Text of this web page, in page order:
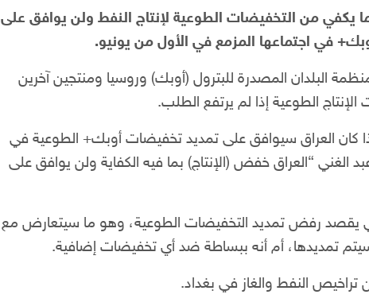
ما يكفي من التخفيضات الطوعية لإنتاج النفط ولن يوافق على
في اجتماعها المزمع في الأول من يونيو.
البلدان المصدرة للبترول (أوبك) وروسيا ومنتجين آخرين
الطوعية إذا لم يرتفع الطلب.
كان العراق سيوافق على تمديد تخفيضات أوبك+ الطوعية في
الغني “العراق خفض (الإنتاج) بما فيه الكفاية ولن يوافق على
يقصد رفض تمديد التخفيضات الطوعية، وهو ما سيتعارض مع
تمديدها، أم أنه ببساطة ضد أي تخفيضات إضافية.
النفط والغاز في بغداد.